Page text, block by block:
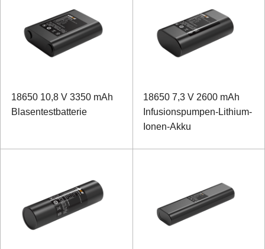
18650 10,8 V 3350 mAh
Blasentestbatterie
18650 7,3 V 2600 mAh
Infusionspumpen-Lithium-
Ionen-Akku